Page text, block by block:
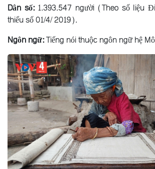
Dân số: 1.393.547 người (Theo số liệu
thiểu số 01/4/ 2019).
Ngôn ngữ:Tiếng nói thuộc ngôn ngữ hệ